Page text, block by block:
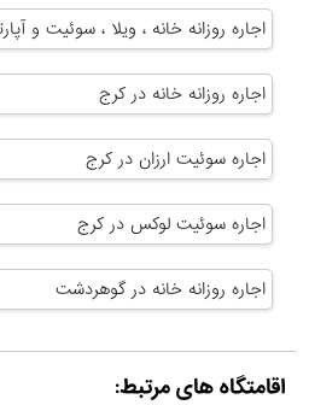
اجاره روزانه خانه ، ویلا ، سوئیت و
اجاره روزانه خانه در کرج
اجاره سوئیت ارزان در کرج
اجاره سوئیت لوکس در کرج
اجاره روزانه خانه در گوهردشت
اقامتگاه های مرتبط: